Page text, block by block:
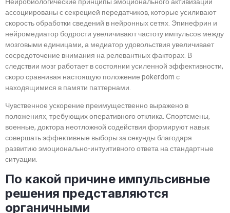
ассоциированы с секрецией передатчиков, которые усиливают
скорость обработки сведений в нейронных сетях. Эпинефрин и
нейромедиатор бодрости увеличивают частоту импульсов между
мозговыми единицами, а медиатор удовольствия увеличивает
сосредоточение внимания на релевантных факторах. В
следствии мозг работает в состоянии усиленной эффективности,
скоро сравнивая настоящую положение pokerdom с
находящимися в памяти паттернами.
Чувственное ускорение преимущественно выражено в
положениях, требующих оперативного отклика. Спортсмены,
военные, доктора неотложной содействия формируют навык
совершать эффективные выборы за секунды благодаря
развитию эмоционально-интуитивного ответа на стандартные
ситуации.
По какой причине импульсивные
решения представляются
органичными